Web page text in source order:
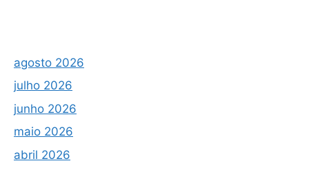
agosto 2026
julho 2026
junho 2026
maio 2026
abril 2026